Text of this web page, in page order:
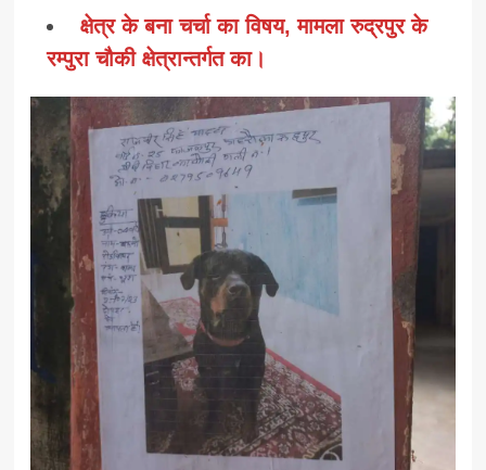
क्षेत्र के बना चर्चा का विषय, मामला रुद्रपुर के
रम्पुरा चौकी क्षेत्रान्तर्गत का।